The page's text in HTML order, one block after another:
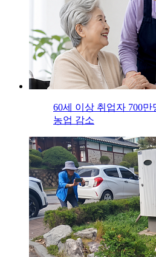
60세 이상 취업자 700
농업 감소